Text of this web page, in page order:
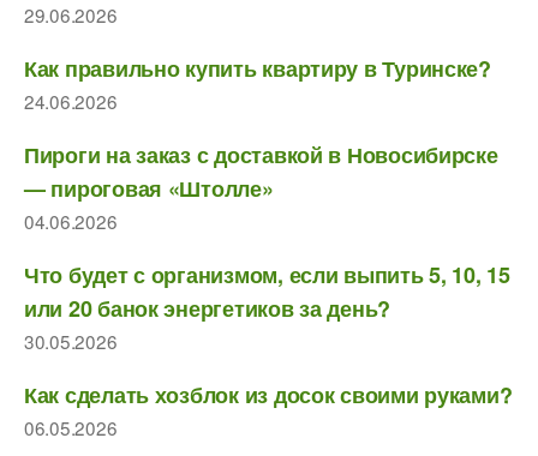
29.06.2026
Как правильно купить квартиру в Туринске?
24.06.2026
Пироги на заказ с доставкой в Новосибирске
— пироговая «Штолле»
04.06.2026
Что будет с организмом, если выпить 5, 10, 15
или 20 банок энергетиков за день?
30.05.2026
Как сделать хозблок из досок своими руками?
06.05.2026